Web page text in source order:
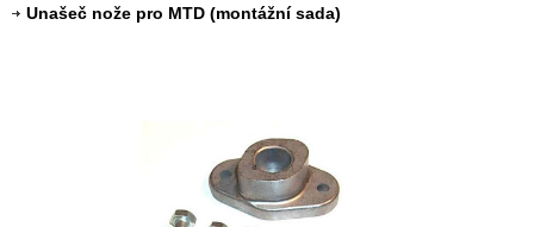
Unašeč nože pro MTD (montážní sada)